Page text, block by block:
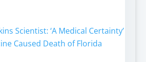
Scientist: ‘A Medical Certainty’
Caused Death of Florida